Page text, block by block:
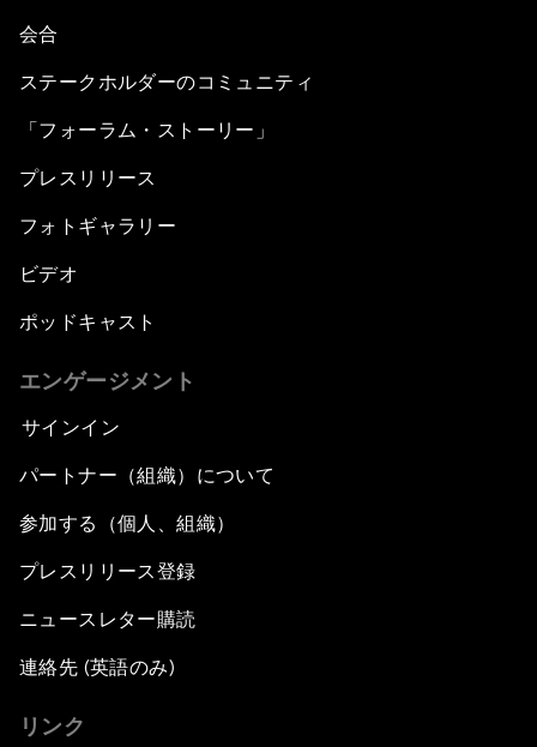
会合
ステークホルダーのコミュニティ
「フォーラム・ストーリー」
プレスリリース
フォトギャラリー
ビデオ
ポッドキャスト
エンゲージメント
サインイン
パートナー（組織）について
参加する（個人、組織）
プレスリリース登録
ニュースレター購読
連絡先 (英語のみ)
リンク